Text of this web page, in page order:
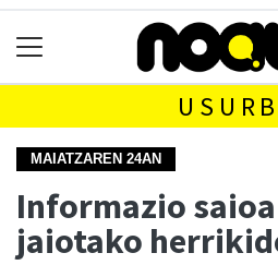
MAIATZAREN 24AN
Informazio
jaiotako